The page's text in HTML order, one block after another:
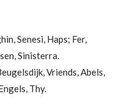
Senesi, Haps; Fer,
, Sinisterra.
Vriends, Abels,
Thy.